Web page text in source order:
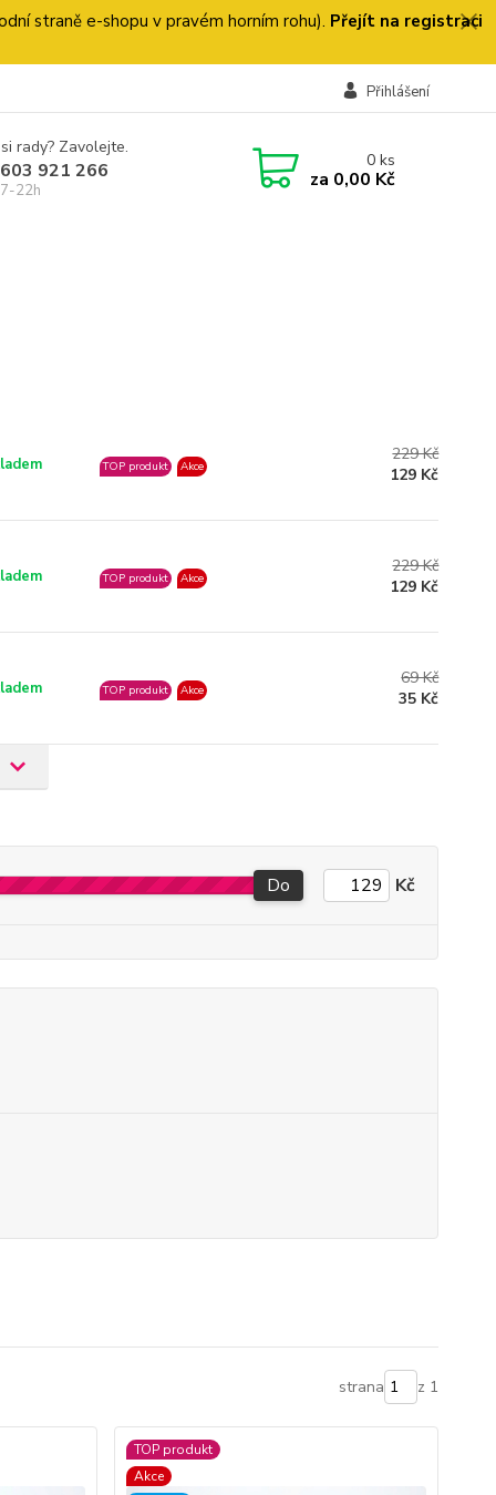
straně e-shopu v pravém horním rohu). Přejít na registraci
Přihlášení
rady? Zavolejte.
921 266
22h
0ks
za 0,00 Kč
TOP produkt Akce
229 Kč
129 Kč
TOP produkt Akce
229 Kč
129 Kč
TOP produkt Akce
69 Kč
35 Kč
Do Kč
strana z 1
TOP produkt
Akce